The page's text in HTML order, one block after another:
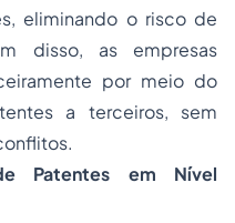
eliminando o risco de
disso, as empresas
por meio do
a terceiros, sem
Patentes em Nível